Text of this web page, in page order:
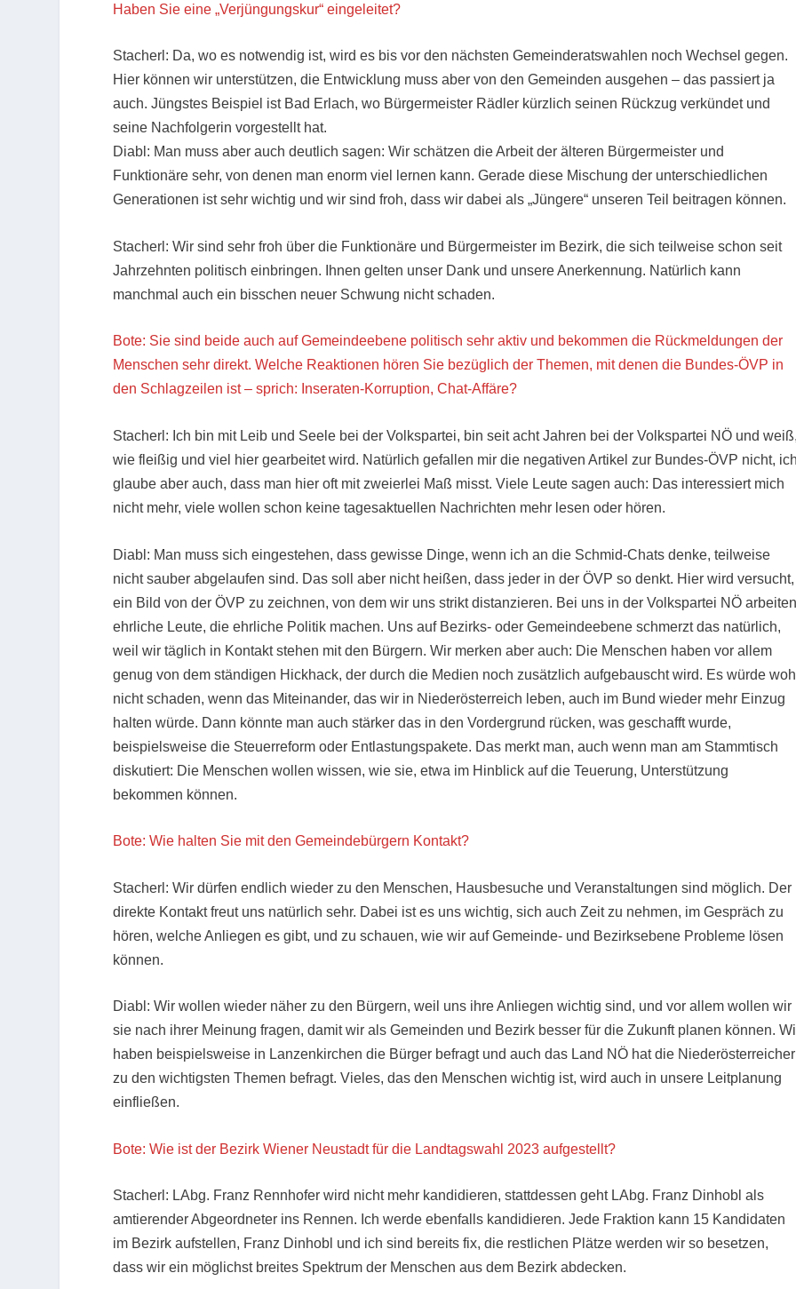
Haben Sie eine „Verjüngungskur“ eingeleitet?
Stacherl: Da, wo es notwendig ist, wird es bis vor den nächsten Gemeinderatswahlen noch Wechsel gegen.
Hier können wir unterstützen, die Entwicklung muss aber von den Gemeinden ausgehen – das passiert ja
auch. Jüngstes Beispiel ist Bad Erlach, wo Bürgermeister Rädler kürzlich seinen Rückzug verkündet und
seine Nachfolgerin vorgestellt hat.
Diabl: Man muss aber auch deutlich sagen: Wir schätzen die Arbeit der älteren Bürgermeister und
Funktionäre sehr, von denen man enorm viel lernen kann. Gerade diese Mischung der unterschiedlichen
Generationen ist sehr wichtig und wir sind froh, dass wir dabei als „Jüngere“ unseren Teil beitragen können.
Stacherl: Wir sind sehr froh über die Funktionäre und Bürgermeister im Bezirk, die sich teilweise schon seit
Jahrzehnten politisch einbringen. Ihnen gelten unser Dank und unsere Anerkennung. Natürlich kann
manchmal auch ein bisschen neuer Schwung nicht schaden.
Bote: Sie sind beide auch auf Gemeindeebene politisch sehr aktiv und bekommen die Rückmeldungen der
Menschen sehr direkt. Welche Reaktionen hören Sie bezüglich der Themen, mit denen die Bundes-ÖVP in
den Schlagzeilen ist – sprich: Inseraten-Korruption, Chat-Affäre?
Stacherl: Ich bin mit Leib und Seele bei der Volkspartei, bin seit acht Jahren bei der Volkspartei NÖ und
wie fleißig und viel hier gearbeitet wird. Natürlich gefallen mir die negativen Artikel zur Bundes-ÖVP nicht,
glaube aber auch, dass man hier oft mit zweierlei Maß misst. Viele Leute sagen auch: Das interessiert mich
nicht mehr, viele wollen schon keine tagesaktuellen Nachrichten mehr lesen oder hören.
Diabl: Man muss sich eingestehen, dass gewisse Dinge, wenn ich an die Schmid-Chats denke, teilweise
nicht sauber abgelaufen sind. Das soll aber nicht heißen, dass jeder in der ÖVP so denkt. Hier wird versucht,
ein Bild von der ÖVP zu zeichnen, von dem wir uns strikt distanzieren. Bei uns in der Volkspartei NÖ
ehrliche Leute, die ehrliche Politik machen. Uns auf Bezirks- oder Gemeindeebene schmerzt das natürlich,
weil wir täglich in Kontakt stehen mit den Bürgern. Wir merken aber auch: Die Menschen haben vor allem
genug von dem ständigen Hickhack, der durch die Medien noch zusätzlich aufgebauscht wird. Es würde
nicht schaden, wenn das Miteinander, das wir in Niederösterreich leben, auch im Bund wieder mehr Einzug
halten würde. Dann könnte man auch stärker das in den Vordergrund rücken, was geschafft wurde,
beispielsweise die Steuerreform oder Entlastungspakete. Das merkt man, auch wenn man am Stammtisch
diskutiert: Die Menschen wollen wissen, wie sie, etwa im Hinblick auf die Teuerung, Unterstützung
bekommen können.
Bote: Wie halten Sie mit den Gemeindebürgern Kontakt?
Stacherl: Wir dürfen endlich wieder zu den Menschen, Hausbesuche und Veranstaltungen sind möglich. Der
direkte Kontakt freut uns natürlich sehr. Dabei ist es uns wichtig, sich auch Zeit zu nehmen, im Gespräch zu
hören, welche Anliegen es gibt, und zu schauen, wie wir auf Gemeinde- und Bezirksebene Probleme lösen
können.
Diabl: Wir wollen wieder näher zu den Bürgern, weil uns ihre Anliegen wichtig sind, und vor allem wollen wir
sie nach ihrer Meinung fragen, damit wir als Gemeinden und Bezirk besser für die Zukunft planen können.
haben beispielsweise in Lanzenkirchen die Bürger befragt und auch das Land NÖ hat die Niederösterreicher
zu den wichtigsten Themen befragt. Vieles, das den Menschen wichtig ist, wird auch in unsere Leitplanung
einfließen.
Bote: Wie ist der Bezirk Wiener Neustadt für die Landtagswahl 2023 aufgestellt?
Stacherl: LAbg. Franz Rennhofer wird nicht mehr kandidieren, stattdessen geht LAbg. Franz Dinhobl als
amtierender Abgeordneter ins Rennen. Ich werde ebenfalls kandidieren. Jede Fraktion kann 15 Kandidaten
im Bezirk aufstellen, Franz Dinhobl und ich sind bereits fix, die restlichen Plätze werden wir so besetzen,
dass wir ein möglichst breites Spektrum der Menschen aus dem Bezirk abdecken.